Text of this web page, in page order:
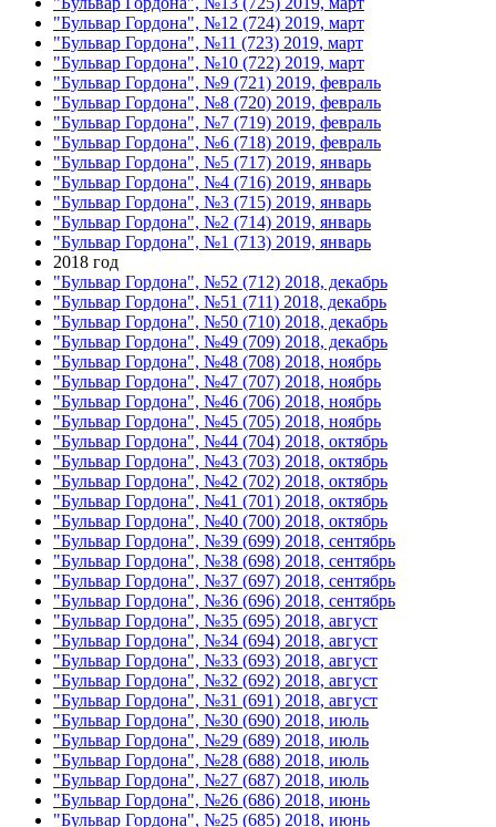
"Бульвар Гордона", №12 (724) 2019, март
"Бульвар Гордона", №11 (723) 2019, март
"Бульвар Гордона", №10 (722) 2019, март
"Бульвар Гордона", №9 (721) 2019, февраль
"Бульвар Гордона", №8 (720) 2019, февраль
"Бульвар Гордона", №7 (719) 2019, февраль
"Бульвар Гордона", №6 (718) 2019, февраль
"Бульвар Гордона", №5 (717) 2019, январь
"Бульвар Гордона", №4 (716) 2019, январь
"Бульвар Гордона", №3 (715) 2019, январь
"Бульвар Гордона", №2 (714) 2019, январь
"Бульвар Гордона", №1 (713) 2019, январь
2018 год
"Бульвар Гордона", №52 (712) 2018, декабрь
"Бульвар Гордона", №51 (711) 2018, декабрь
"Бульвар Гордона", №50 (710) 2018, декабрь
"Бульвар Гордона", №49 (709) 2018, декабрь
"Бульвар Гордона", №48 (708) 2018, ноябрь
"Бульвар Гордона", №47 (707) 2018, ноябрь
"Бульвар Гордона", №46 (706) 2018, ноябрь
"Бульвар Гордона", №45 (705) 2018, ноябрь
"Бульвар Гордона", №44 (704) 2018, октябрь
"Бульвар Гордона", №43 (703) 2018, октябрь
"Бульвар Гордона", №42 (702) 2018, октябрь
"Бульвар Гордона", №41 (701) 2018, октябрь
"Бульвар Гордона", №40 (700) 2018, октябрь
"Бульвар Гордона", №39 (699) 2018, сентябрь
"Бульвар Гордона", №38 (698) 2018, сентябрь
"Бульвар Гордона", №37 (697) 2018, сентябрь
"Бульвар Гордона", №36 (696) 2018, сентябрь
"Бульвар Гордона", №35 (695) 2018, август
"Бульвар Гордона", №34 (694) 2018, август
"Бульвар Гордона", №33 (693) 2018, август
"Бульвар Гордона", №32 (692) 2018, август
"Бульвар Гордона", №31 (691) 2018, август
"Бульвар Гордона", №30 (690) 2018, июль
"Бульвар Гордона", №29 (689) 2018, июль
"Бульвар Гордона", №28 (688) 2018, июль
"Бульвар Гордона", №27 (687) 2018, июль
"Бульвар Гордона", №26 (686) 2018, июнь
"Бульвар Гордона", №25 (685) 2018, июнь